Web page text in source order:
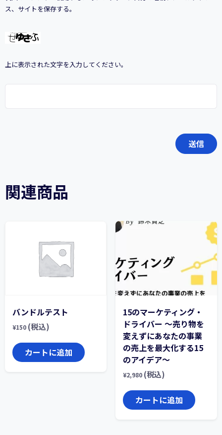
ス、サイトを保存する。
上に表示された文字を入力してください。
関連商品
バンドルテスト
¥150 (税込)
カートに追加
15のマーケティング・
ドライバー ～売り物を
変えずにあなたの事業
の売上を最大化する15
のアイデア～
¥2,980 (税込)
カートに追加